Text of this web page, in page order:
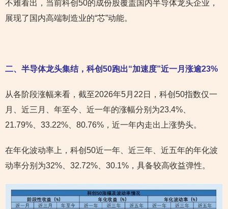
不难看出，当前科创50的成份股覆盖国内半导体龙头企业，
展现了国内高端制造业的“芯”动能。
二、半导体龙头集结，科创50跑出“加速度”近一月涨逾23%
从各阶段涨幅来看，截至2026年5月22日，科创50指数仅一
月、近三月、年至今、近一年的涨幅分别为23.4%、
21.79%、33.22%、80.76%，近一年内走出上涨势头。
在年化波动率上，科创50近一年、近三年、近五年的年化波
动率分别为32%、32.72%、30.1%，具备较高收益弹性。